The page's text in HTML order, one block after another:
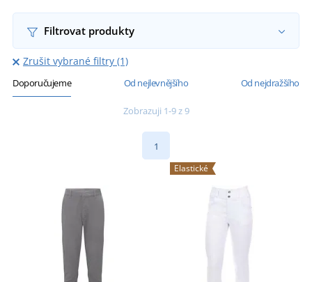
Filtrovat produkty
Zrušit vybrané filtry (1)
Doporučujeme Od nejlevnějšího Od nejdražšího
Zobrazuji 1-9 z 9
1
Elastické